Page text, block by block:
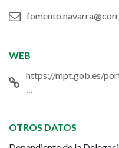
WEB
https://mpt.gob.es/
…
OTROS DATOS